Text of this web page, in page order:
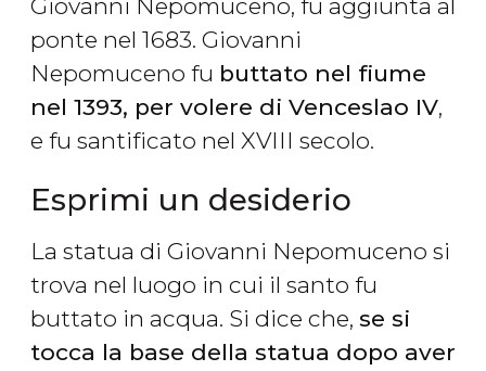
Giovanni Nepomuceno, fu aggiunta al
ponte nel 1683. Giovanni
Nepomuceno fu buttato nel fiume
nel 1393, per volere di Venceslao IV,
e fu santificato nel XVIII secolo.
Esprimi un desiderio
La statua di Giovanni Nepomuceno si
trova nel luogo in cui il santo fu
buttato in acqua. Si dice che, se si
tocca la base della statua dopo aver